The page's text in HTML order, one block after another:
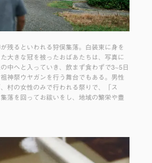
残るといわれる狩俣集落。白装束に身を
大きな冠を被ったおばあたちは、写真に
中へと入っていき、飲まず食わずで3~5日
神祭ウヤガンを行う舞台でもある。男性
村の女性のみで行われる祭りで、「ス
落を回ってお祓いをし、地域の繁栄や豊